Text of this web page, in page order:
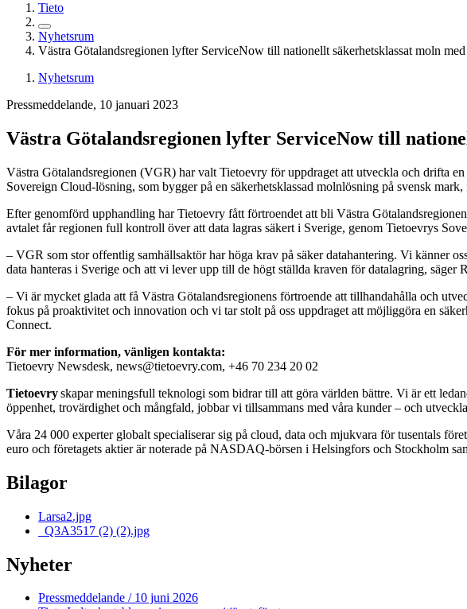
Tieto
Nyhetsrum
Västra Götalandsregionen lyfter ServiceNow till nationellt säkerhetsklassat moln
Nyhetsrum
Pressmeddelande, 10 januari 2023
Västra Götalandsregionen lyfter ServiceNow till
Västra Götalandsregionen (VGR) har valt Tietoevry för uppdraget att utveckla och drifta
Sovereign Cloud-lösning, som bygger på en säkerhetsklassad molnlösning på svensk
Efter genomförd upphandling har Tietoevry fått förtroendet att bli Västra
avtalet får regionen full kontroll över att data lagras säkert i Sverige, genom Tietoevrys
– VGR som stor offentlig samhällsaktör har höga krav på säker datahantering. Vi känner
data hanteras i Sverige och att vi lever upp till de högt ställda kraven för datalagring, säger
– Vi är mycket glada att få Västra Götalandsregionens förtroende att tillhandahålla och
fokus på proaktivitet och innovation och vi tar stolt på oss uppdraget att möjliggöra en
Connect.
För mer information, vänligen kontakta:
Tietoevry Newsdesk, news@tietoevry.com, +46 70 234 20 02
Tietoevryskapar meningsfull teknologi som bidrar till att göra världen bättre. Vi är ett
öppenhet, trovärdighet och mångfald, jobbar vi tillsammans med våra kunder – och
Våra 24 000 experter globalt specialiserar sig på cloud, data och mjukvara för tusentals
euro och företagets aktier är noterade på NASDAQ-börsen i Helsingfors och Stockholm
Bilagor
Larsa2.jpg
_Q3A3517 (2) (2).jpg
Nyheter
Pressmeddelande / 10 juni 2026